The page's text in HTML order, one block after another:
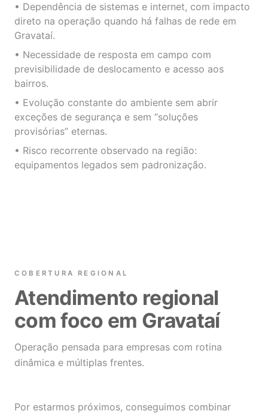
• Dependência de sistemas e internet, com impacto
direto na operação quando há falhas de rede em
Gravataí.
• Necessidade de resposta em campo com
previsibilidade de deslocamento e acesso aos
bairros.
• Evolução constante do ambiente sem abrir
exceções de segurança e sem “soluções
provisórias” eternas.
• Risco recorrente observado na região:
equipamentos legados sem padronização.
COBERTURA REGIONAL
Atendimento regional
com foco em Gravataí
Operação pensada para empresas com rotina
dinâmica e múltiplas frentes.
Por estarmos próximos, conseguimos combinar